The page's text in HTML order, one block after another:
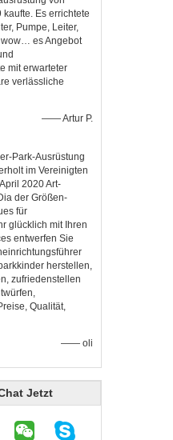
Es errichtete
Pumpe, Leiter,
es Angebot
mit erwarteter
verlässliche
—— Artur P.
Park-Ausrüstung
im Vereinigten
2020 Art-
der Größen-
für
glücklich mit Ihren
entwerfen Sie
herstellen,
zufriedenstellen
Qualität,
—— oli
Jetzt